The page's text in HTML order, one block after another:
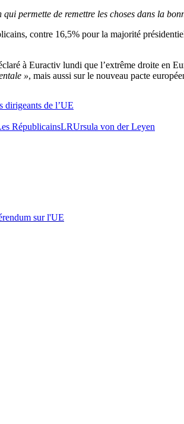
permette de remettre les choses dans la
contre 16,5% pour la majorité
à Euractiv lundi que l’extrême droite en
», mais aussi sur le nouveau pacte
dirigeants de l’UE
RépublicainsLRUrsula von der Leyen
sur l'UE